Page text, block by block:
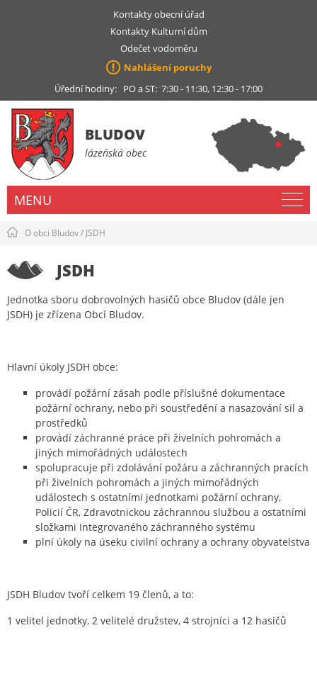
Kontakty obecní úřad
Kontakty Kulturní dům
Odečet vodoměru
Nahlášení poruchy
Úřední hodiny: PO a ST: 7:30 - 11:30, 12:30 - 17:00
BLUDOV
lázeňská obec
MENU
O obci Bludov/ JSDH
JSDH
Jednotka sboru dobrovolných hasičů obce Bludov (dále jen
JSDH) je zřízena Obcí Bludov.
Hlavní úkoly JSDH obce:
provádí požární zásah podle příslušné dokumentace
požární ochrany, nebo při soustředění a nasazování sil a
prostředků
provádí záchranné práce při živelních pohromách a
jiných mimořádných událostech
spolupracuje při zdolávání požáru a záchranných pracích
při živelních pohromách a jiných mimořádných
událostech s ostatními jednotkami požární ochrany,
Policií ČR, Zdravotnickou záchrannou službou a ostatními
složkami Integrovaného záchranného systému
plní úkoly na úseku civilní ochrany a ochrany obyvatelstva
JSDH Bludov tvoří celkem 19 členů, a to:
1 velitel jednotky, 2 velitelé družstev, 4 strojníci a 12 hasičů